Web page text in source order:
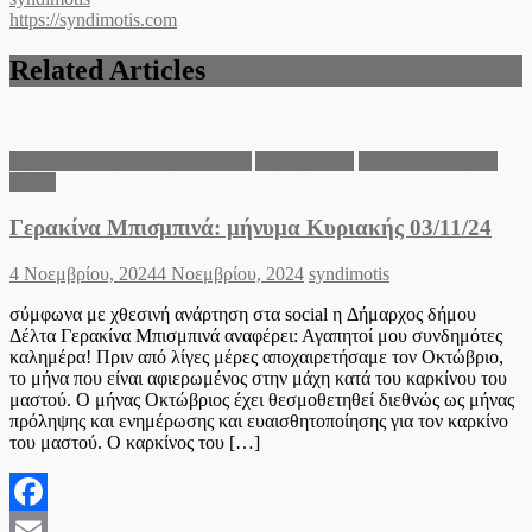
https://syndimotis.com
Related Articles
Γερακίνα Μπισμπινά: μήνυμα Κυριακής 03/11/24
Posted
4 Νοεμβρίου, 20244 Νοεμβρίου, 2024 Author
syndimotis
σύμφωνα με χθεσινή ανάρτηση στα social η Δήμαρχος δήμου
Δέλτα Γερακίνα Μπισμπινά αναφέρει: Αγαπητοί μου συνδημότες
καλημέρα! Πριν από λίγες μέρες αποχαιρετήσαμε τον Οκτώβριο,
το μήνα που είναι αφιερωμένος στην μάχη κατά του καρκίνου του
μαστού. Ο μήνας Οκτώβριος έχει θεσμοθετηθεί διεθνώς ως μήνας
πρόληψης και ενημέρωσης και ευαισθητοποίησης για τον καρκίνο
του μαστού. Ο καρκίνος του […]